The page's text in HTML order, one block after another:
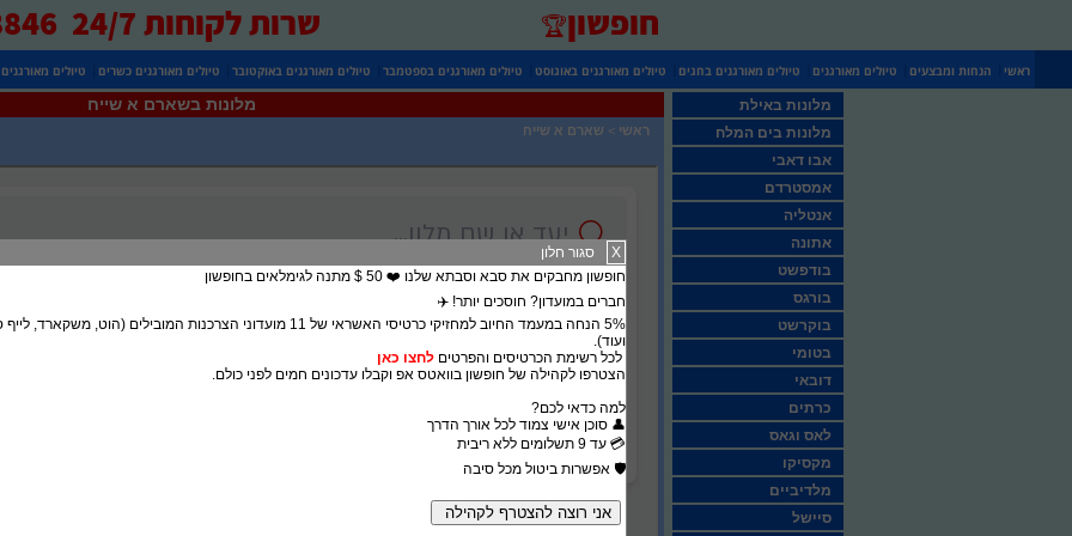
חופשון🏆 שרות לקוחות 24/7 0525738846
ראשי הנחות ומבצעים טיולים מאורגנים טיולים מאורגנים בחגים טיולים מאורגנים באוגוסט טיולים מאורגנים בספטמבר טיולים מאורגנים באוקטובר טיולים מאורגנים כשרים טיולים
מלונות בשארם א שייח
ראשי > שארם א שייח
מלונות באילת
מלונות בים המלח
אבו דאבי
אמסטרדם
אנטליה
אתונה
בודפשט
בורגס
בוקרשט
בטומי
דובאי
כרתים
לאס וגאס
מקסיקו
מלדיביים
סיישל
X
סגור חלון
חופשון מחבקים את סבא וסבתא שלנו ❤️ 50 $ מתנה לגימלאים בחופשון
חברים במועדון? חוסכים יותר! ✈️
5% הנחה במעמד החיוב למחזיקי כרטיסי האשראי של 11 מועדוני הצרכנות המובילים (הוט,
ועוד).
לכל רשימת הכרטיסים והפרטים לחצו כאן
הצטרפו לקהילה של חופשון בוואטס אפ וקבלו עדכונים חמים לפני כולם.
​למה כדאי לכם?
​👤 סוכן אישי צמוד לכל אורך הדרך
​💳 עד 9 תשלומים ללא ריבית
​🛡️ אפשרות ביטול מכל סיבה